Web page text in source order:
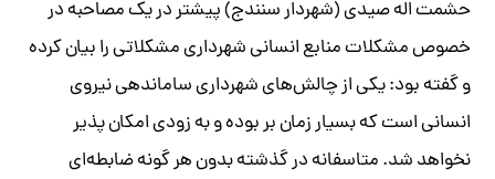
حشمت اله صیدی (شهردار سنندج) پیشتر در یک مصاحبه در
خصوص مشکلات منابع انسانی شهرداری مشکلاتی را بیان کرده
و گفته بود: یکی از چالش‌های شهرداری ساماندهی نیروی
انسانی است که بسیار زمان بر بوده و به زودی امکان پذیر
نخواهد شد. متاسفانه در گذشته بدون هر گونه ضابطه‌ای